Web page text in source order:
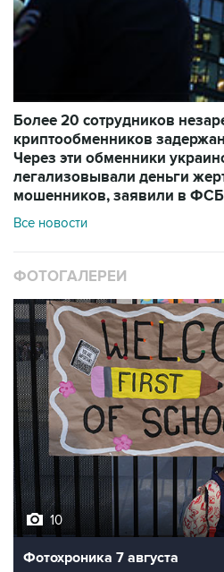
Более 20 сотрудников
криптообменников
Через эти обменники
легализовывали деньги
мошенников, заявили в ФСБ
Все новости
ФОТОГАЛЕРЕИ
10
Фотохроника 7 августа